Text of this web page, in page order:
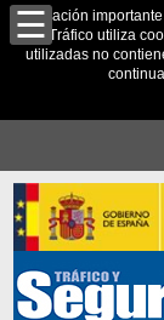
Información
de Tráfico utiliza
utilizadas no